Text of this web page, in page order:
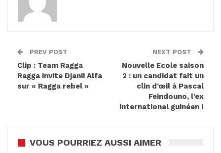
PREV POST
Clip : Team Ragga
Ragga invite Djanii Alfa
sur « Ragga rebel »
NEXT POST
Nouvelle Ecole saison
2 : un candidat fait un
clin d’œil à Pascal
Feindouno, l’ex
international guinéen !
VOUS POURRIEZ AUSSI AIMER